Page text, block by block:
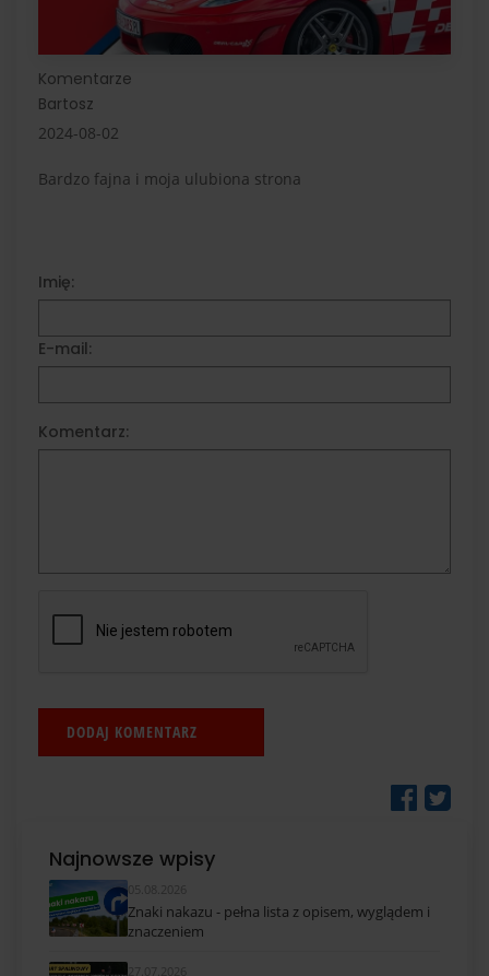
Komentarze
Bartosz
2024-08-02
Bardzo fajna i moja ulubiona strona
Imię:
E-mail:
Komentarz:
Najnowsze wpisy
05.08.2026
Znaki nakazu - pełna lista z opisem, wyglądem i
znaczeniem
27.07.2026